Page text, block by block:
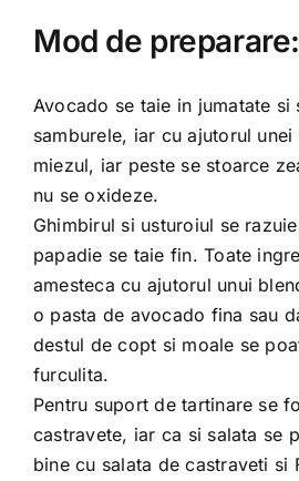
Mod de preparare:
Avocado se taie in jumatate si
samburele, iar cu ajutorul
miezul, iar peste se stoarce
nu se oxideze.
Ghimbirul si usturoiul se
papadie se taie fin. Toate
amesteca cu ajutorul unui
o pasta de avocado fina sau
destul de copt si moale se
furculita.
Pentru suport de tartinare se
castravete, iar ca si salata se
bine cu salata de castraveti si